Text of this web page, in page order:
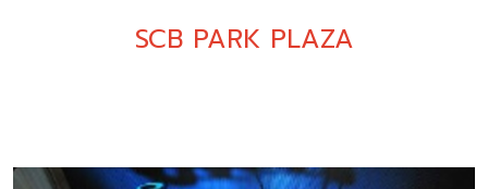
SCB PARK PLAZA